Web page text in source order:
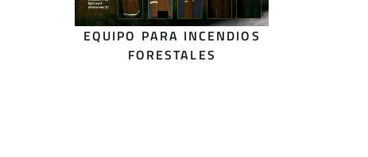
EQUIPO PARA INCENDIOS
FORESTALES